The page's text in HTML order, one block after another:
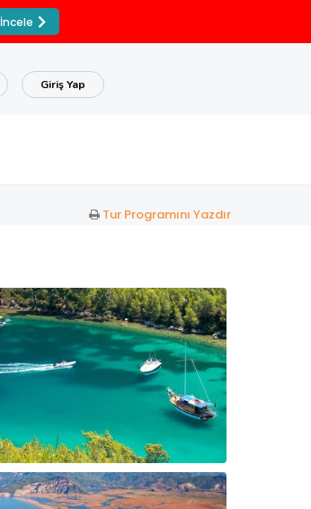
İncele
Giriş Yap
Tur Programını Yazdır